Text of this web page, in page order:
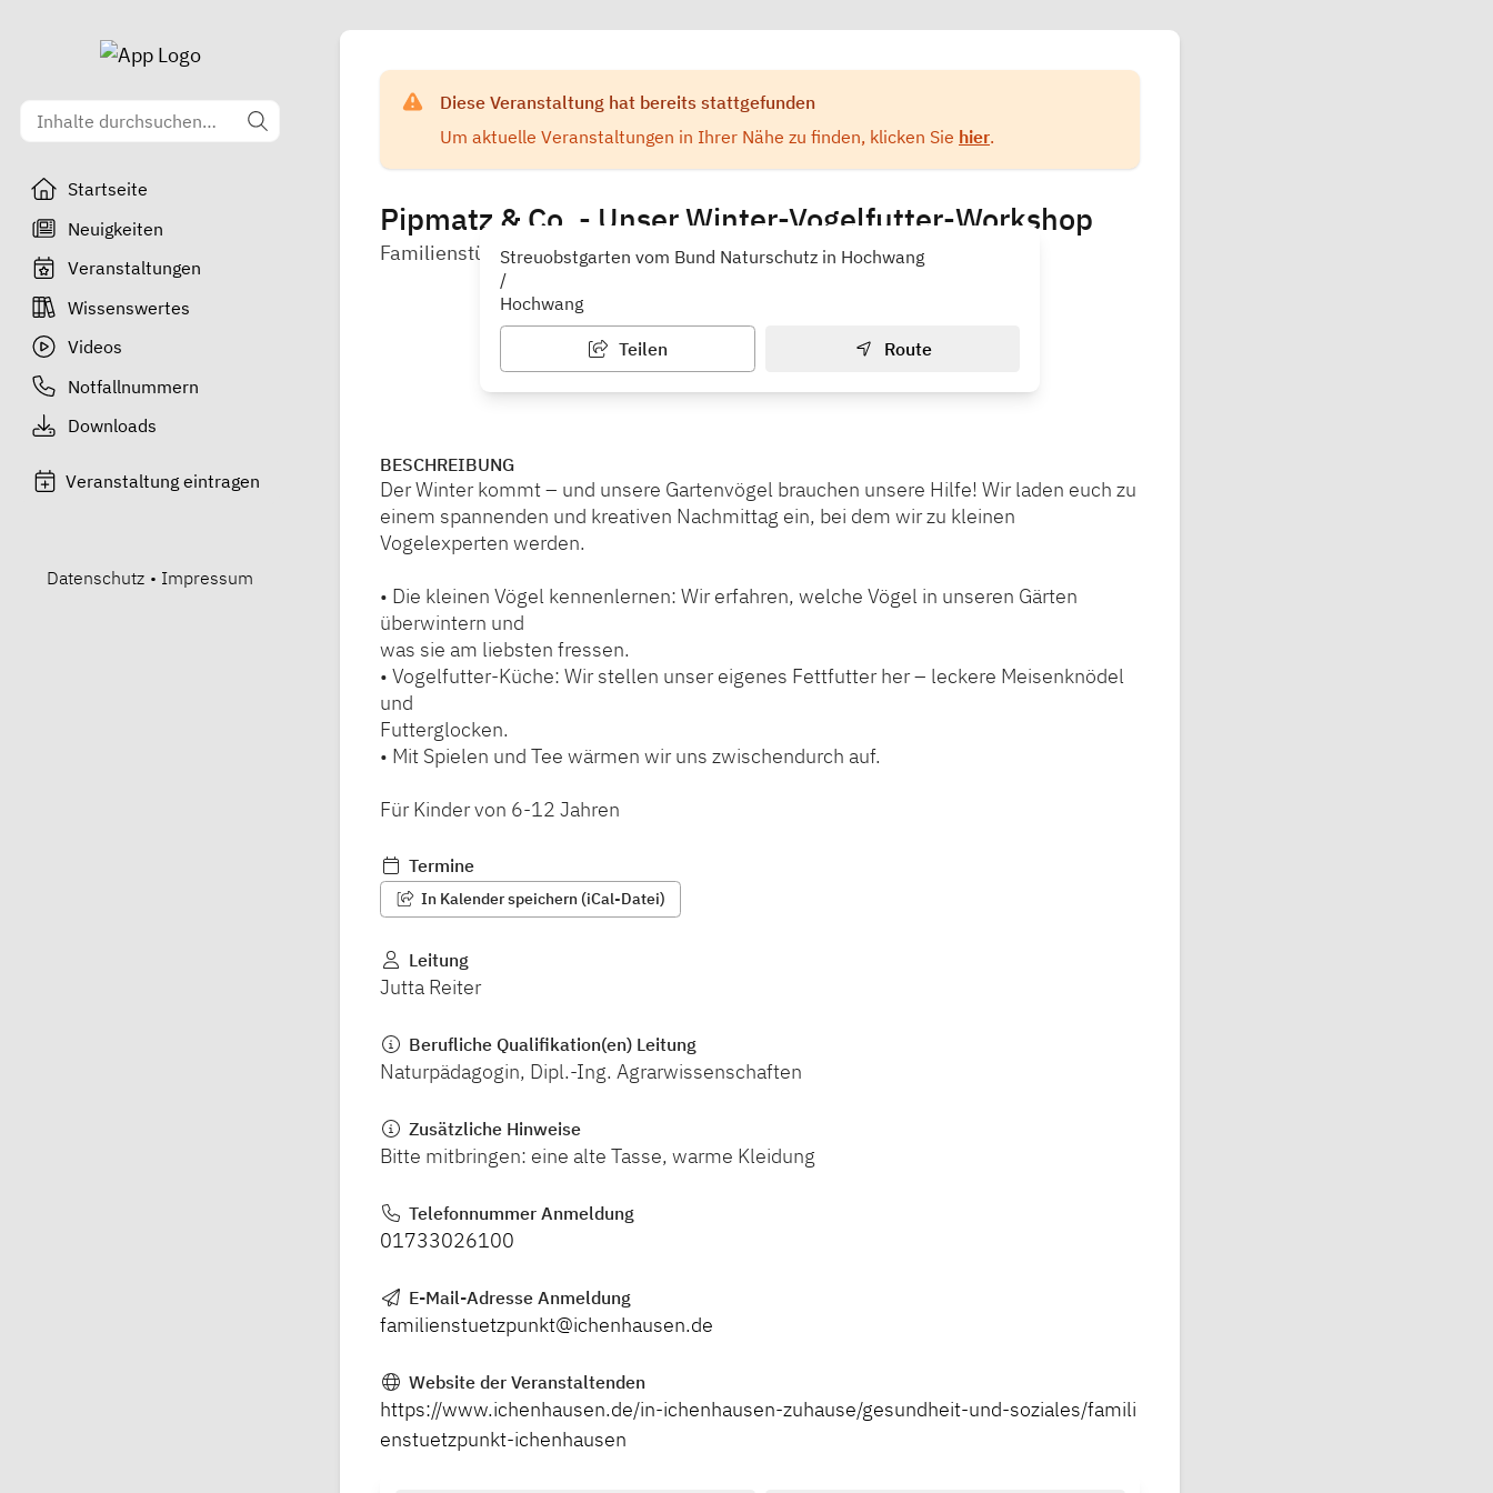
Startseite
Neuigkeiten
Veranstaltungen
Wissenswertes
Videos
Notfallnummern
Downloads
Veranstaltung eintragen
Datenschutz • Impressum
Diese Veranstaltung hat bereits stattgefunden
Um aktuelle Veranstaltungen in Ihrer Nähe zu finden, klicken Sie hier.
Pipmatz & Co. - Unser Winter-Vogelfutter-Workshop
Familienstützpunkt Ichenhausen
Streuobstgarten vom Bund Naturschutz in Hochwang
/
Hochwang
Teilen Route
BESCHREIBUNG
Der Winter kommt – und unsere Gartenvögel brauchen unsere Hilfe! Wir laden euch zu
einem spannenden und kreativen Nachmittag ein, bei dem wir zu kleinen
Vogelexperten werden.
• Die kleinen Vögel kennenlernen: Wir erfahren, welche Vögel in unseren Gärten
überwintern und
was sie am liebsten fressen.
• Vogelfutter-Küche: Wir stellen unser eigenes Fettfutter her – leckere Meisenknödel
und
Futterglocken.
• Mit Spielen und Tee wärmen wir uns zwischendurch auf.
Für Kinder von 6-12 Jahren
Termine
In Kalender speichern (iCal-Datei)
Leitung
Jutta Reiter
Berufliche Qualifikation(en) Leitung
Naturpädagogin, Dipl.-Ing. Agrarwissenschaften
Zusätzliche Hinweise
Bitte mitbringen: eine alte Tasse, warme Kleidung
Telefonnummer Anmeldung
01733026100
E-Mail-Adresse Anmeldung
familienstuetzpunkt@ichenhausen.de
Website der Veranstaltenden
https://www.ichenhausen.de/in-ichenhausen-zuhause/gesundheit-und-soziales/famili
enstuetzpunkt-ichenhausen